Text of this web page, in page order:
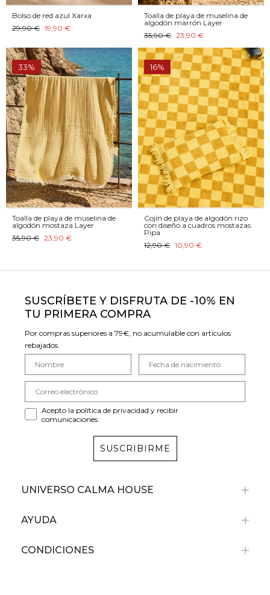
Bolso de red azul Xarxa
29,90 € 19,90 €
Toalla de playa de muselina de
algodón marrón Layer
35,90 € 23,90 €
33%
Toalla de playa de muselina de
algodón mostaza Layer
35,90 € 23,90 €
16%
Cojín de playa de algodón rizo
con diseño a cuadros mostazas
Pipa
12,90 € 10,90 €
SUSCRÍBETE Y DISFRUTA DE -10% EN
TU PRIMERA COMPRA
Por compras superiores a 79€, no acumulable con artículos
rebajados.
Acepto la política de privacidad y recibir
comunicaciones
SUSCRIBIRME
UNIVERSO CALMA HOUSE
AYUDA
CONDICIONES